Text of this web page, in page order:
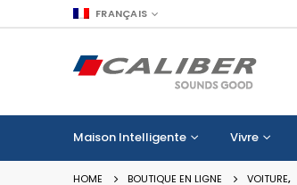
FRANÇAIS
Maison Intelligente Vivre
HOME BOUTIQUE EN LIGNE VOITURE,